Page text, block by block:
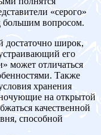
«серого»
большим вопросом.
достаточно широк,
его
может отличаться
Также
хранения
на открытой
качественной
способной